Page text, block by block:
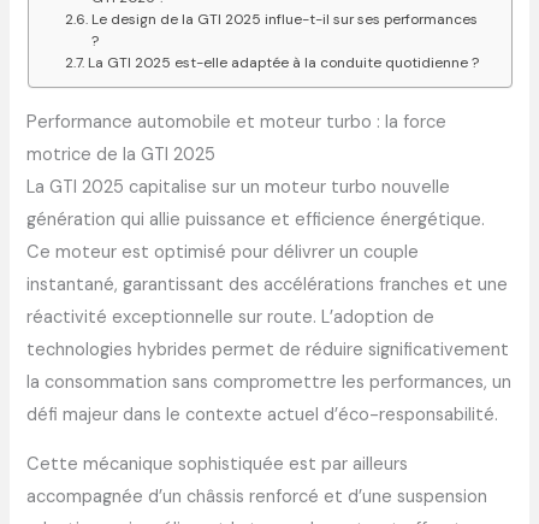
Le design de la GTI 2025 influe-t-il sur ses performances
?
La GTI 2025 est-elle adaptée à la conduite quotidienne ?
Performance automobile et moteur turbo : la force
motrice de la GTI 2025
La GTI 2025 capitalise sur un moteur turbo nouvelle
génération qui allie puissance et efficience énergétique.
Ce moteur est optimisé pour délivrer un couple
instantané, garantissant des accélérations franches et une
réactivité exceptionnelle sur route. L’adoption de
technologies hybrides permet de réduire significativement
la consommation sans compromettre les performances, un
défi majeur dans le contexte actuel d’éco-responsabilité.
Cette mécanique sophistiquée est par ailleurs
accompagnée d’un châssis renforcé et d’une suspension